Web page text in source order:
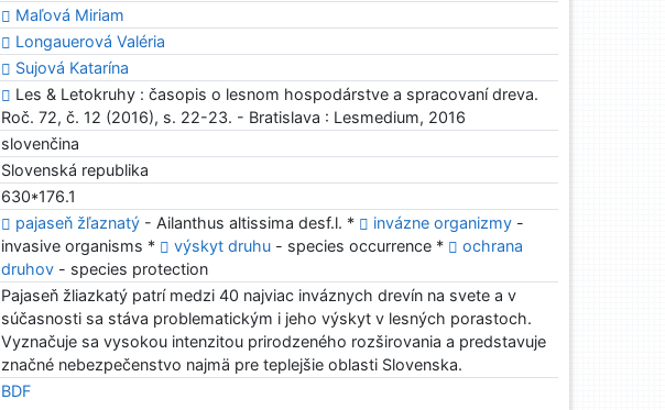
Maľová Miriam
Longauerová Valéria
Sujová Katarína
Les & Letokruhy : časopis o lesnom hospodárstve a spracovaní dreva.
Roč. 72, č. 12 (2016), s. 22-23. - Bratislava : Lesmedium, 2016
slovenčina
Slovenská republika
630*176.1
pajaseň žľaznatý - Ailanthus altissima desf.l. * invázne organizmy -
invasive organisms *
výskyt druhu - species occurrence *
ochrana
druhov - species protection
Pajaseň žliazkatý patrí medzi 40 najviac inváznych drevín na svete a v
súčasnosti sa stáva problematickým i jeho výskyt v lesných porastoch.
Vyznačuje sa vysokou intenzitou prirodzeného rozširovania a predstavuje
značné nebezpečenstvo najmä pre teplejšie oblasti Slovenska.
BDF